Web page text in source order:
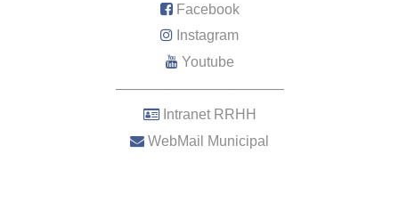
Facebook
Instagram
Youtube
–––––––––––––––––––––
Intranet RRHH
WebMail Municipal